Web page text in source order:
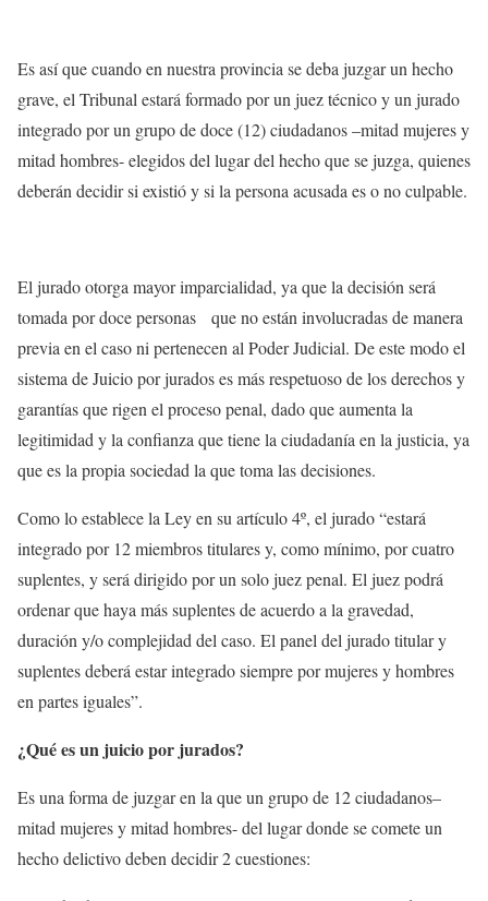
Es así que cuando en nuestra provincia se deba juzgar un hecho
grave, el Tribunal estará formado por un juez técnico y un jurado
integrado por un grupo de doce (12) ciudadanos –mitad mujeres y
mitad hombres- elegidos del lugar del hecho que se juzga, quienes
deberán decidir si existió y si la persona acusada es o no culpable.
El jurado otorga mayor imparcialidad, ya que la decisión será
tomada por doce personas que no están involucradas de manera
previa en el caso ni pertenecen al Poder Judicial. De este modo el
sistema de Juicio por jurados es más respetuoso de los derechos y
garantías que rigen el proceso penal, dado que aumenta la
legitimidad y la confianza que tiene la ciudadanía en la justicia, ya
que es la propia sociedad la que toma las decisiones.
Como lo establece la Ley en su artículo 4º, el jurado “estará
integrado por 12 miembros titulares y, como mínimo, por cuatro
suplentes, y será dirigido por un solo juez penal. El juez podrá
ordenar que haya más suplentes de acuerdo a la gravedad,
duración y/o complejidad del caso. El panel del jurado titular y
suplentes deberá estar integrado siempre por mujeres y hombres
en partes iguales”.
¿Qué es un juicio por jurados?
Es una forma de juzgar en la que un grupo de 12 ciudadanos–
mitad mujeres y mitad hombres- del lugar donde se comete un
hecho delictivo deben decidir 2 cuestiones: